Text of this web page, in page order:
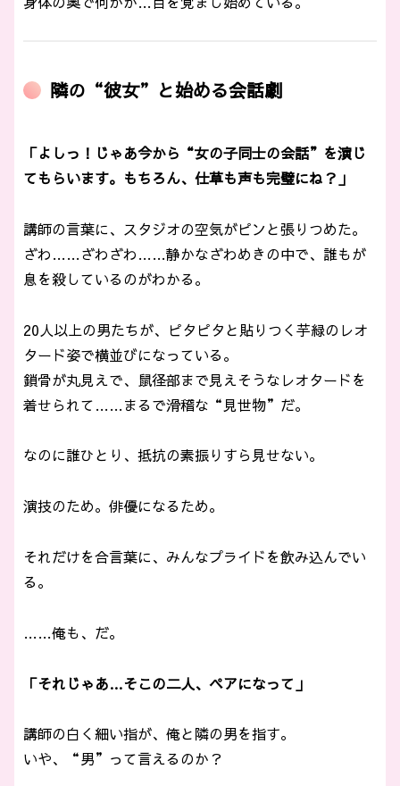
隣の“彼女”と始める会話劇
「よしっ！じゃあ今から“女の子同士の会話”を演じ
てもらいます。もちろん、仕草も声も完璧にね？」
講師の言葉に、スタジオの空気がピンと張りつめた。
ざわ……ざわざわ……静かなざわめきの中で、誰もが
息を殺しているのがわかる。
20人以上の男たちが、ピタピタと貼りつく芋緑のレオ
タード姿で横並びになっている。
鎖骨が丸見えで、鼠径部まで見えそうなレオタードを
着せられて……まるで滑稽な“見世物”だ。
なのに誰ひとり、抵抗の素振りすら見せない。
演技のため。俳優になるため。
それだけを合言葉に、みんなプライドを飲み込んでい
る。
……俺も、だ。
「それじゃあ…そこの二人、ペアになって」
講師の白く細い指が、俺と隣の男を指す。
いや、“男”って言えるのか？